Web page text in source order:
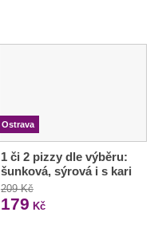
Ostrava
1 či 2 pizzy dle výběru:
šunková, sýrová i s kari
209 Kč
179 Kč